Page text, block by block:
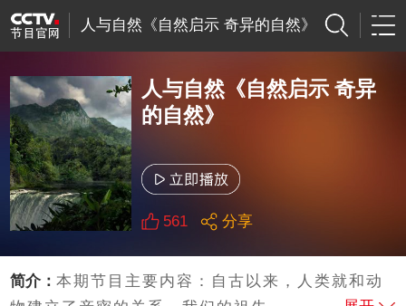
人与自然《自然启示 奇异的自然》
人与自然《自然启示 奇异
的自然》
561 分享
简介：本期节目主要内容：自古以来，人类就和动